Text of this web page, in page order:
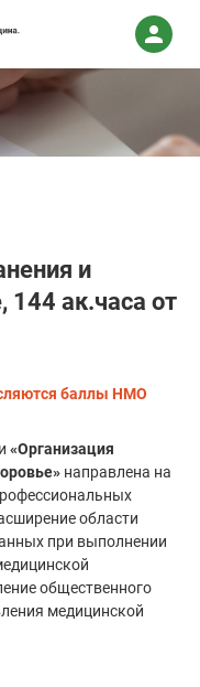
и
144 ак.часа от
баллы НМО
«Организация
направлена на
области
при выполнении
общественного
медицинской